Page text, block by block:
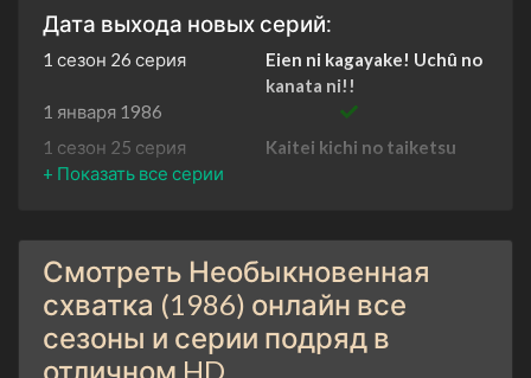
Дата выхода новых серий:
1 сезон 26 серия
Eien ni kagayake! Uchû no
kanata ni!!
1 января 1986
1 сезон 25 серия
Kaitei kichi no taiketsu
1 января 1986
19 ноября 1986
1 сезон 23 серия
Bijura hime chijou he
12 ноября 1986
1 сезон 22 серия
Nazo no idou jikken kichi
Смотреть Необыкновенная
схватка (1986) онлайн все
сезоны и серии подряд в
отличном HD